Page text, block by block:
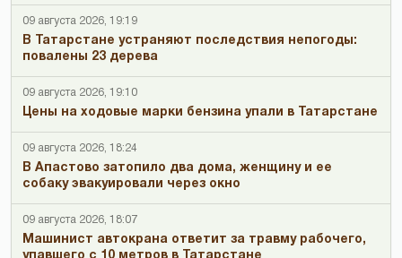
09 августа 2026, 19:19
В Татарстане устраняют последствия непогоды:
повалены 23 дерева
09 августа 2026, 19:10
Цены на ходовые марки бензина упали в Татарстане
09 августа 2026, 18:24
В Апастово затопило два дома, женщину и ее
собаку эвакуировали через окно
09 августа 2026, 18:07
Машинист автокрана ответит за травму рабочего,
упавшего с 10 метров в Татарстане